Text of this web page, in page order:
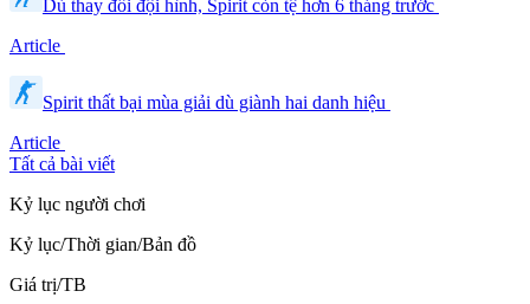
Dù thay đổi đội hình, Spirit còn tệ hơn 6 tháng trước
Article
Spirit thất bại mùa giải dù giành hai danh hiệu
Article
Tất cả bài viết
Kỷ lục người chơi
Kỷ lục/Thời gian/Bản đồ
Giá trị/TB